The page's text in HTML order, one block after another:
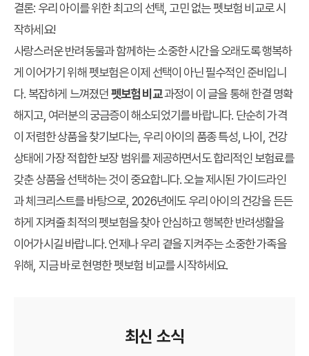
결론: 우리 아이를 위한 최고의 선택, 고민 없는 펫보험 비교로 시
작하세요!
사랑스러운 반려동물과 함께하는 소중한 시간을 오래도록 행복하
게 이어가기 위해 펫보험은 이제 선택이 아닌 필수적인 준비입니
다. 복잡하게 느껴졌던펫보험 비교과정이 이 글을 통해 한결 명확
해지고, 여러분의 궁금증이 해소되었기를 바랍니다. 단순히 가격
이 저렴한 상품을 찾기보다는, 우리 아이의 품종 특성, 나이, 건강
상태에 가장 적합한 보장 범위를 제공하면서도 합리적인 보험료를
갖춘 상품을 선택하는 것이 중요합니다. 오늘 제시된 가이드라인
과 체크리스트를 바탕으로, 2026년에도 우리 아이의 건강을 든든
하게 지켜줄 최적의 펫보험을 찾아 안심하고 행복한 반려생활을
이어가시길 바랍니다. 언제나 우리 곁을 지켜주는 소중한 가족을
위해, 지금 바로 현명한 펫보험 비교를 시작하세요.
최신 소식